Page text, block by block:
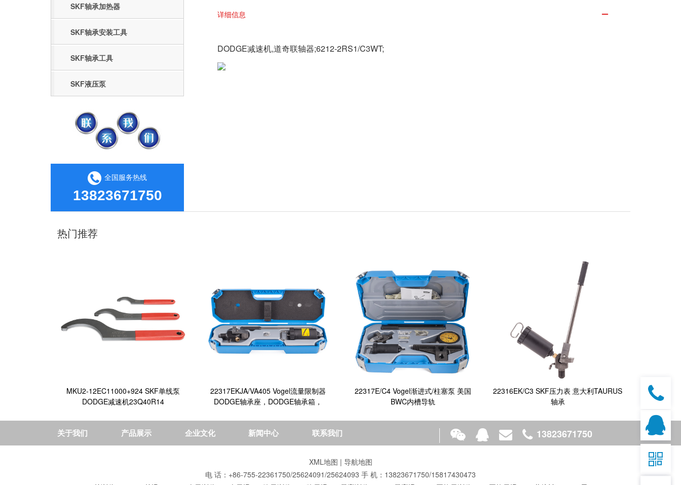
SKF轴承加热器
SKF轴承安装工具
SKF轴承工具
SKF液压泵
全国服务热线
13823671750
详细信息
DODGE减速机,道奇联轴器;6212-2RS1/C3WT;
热门推荐
MKU2-12EC11000+924 SKF单线泵
DODGE减速机23Q40R14
22317EKJA/VA405 Vogel流量限制器
DODGE轴承座，DODGE轴承箱，
22317E/C4 Vogel渐进式/柱塞泵 美国
BWC内槽导轨
22316EK/C3 SKF压力表 意大利TAURUS
轴承
关于我们 产品展示 企业文化 新闻中心 联系我们 13823671750
XML地图 | 导航地图
电 话：+86-755-22361750/25624091/25624093 手 机：13823671750/15817430473
